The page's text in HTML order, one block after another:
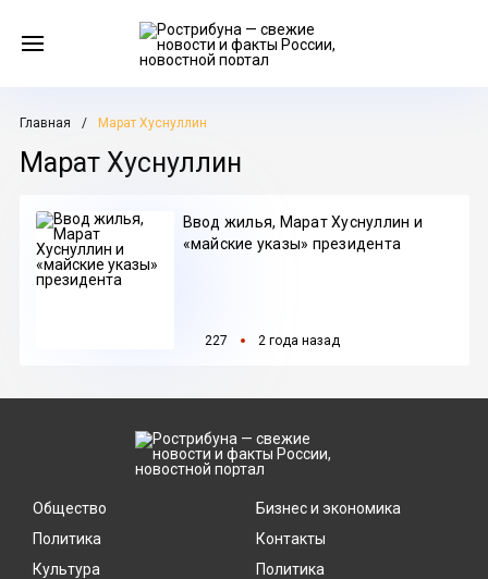
Главная Марат Хуснуллин
Марат Хуснуллин
Ввод жилья, Марат Хуснуллин и
«майские указы» президента
227 2 года назад
Общество
Политика
Культура
Бизнес и экономика
Контакты
Политика